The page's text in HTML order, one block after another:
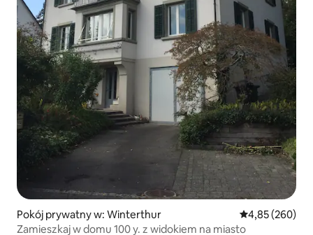
Pokój prywatny w: Winterthur Średnia
4,85 (260)
Zamieszkaj w domu 100 y. z widokiem na miasto